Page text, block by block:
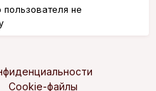
не
Cookie-файлы